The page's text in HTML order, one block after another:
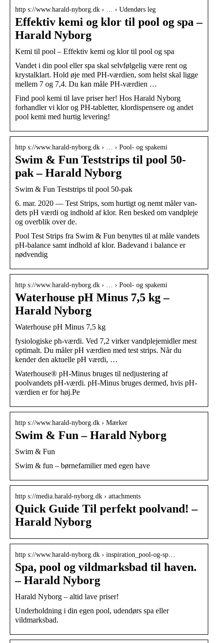
http s://www.harald-nyborg.dk › … › Udendørs leg
Effektiv kemi og klor til pool og spa –
Harald Nyborg
Kemi til pool – Effektiv kemi og klor til pool og spa
Vandet i din pool eller spa skal selvfølgelig være rent og
krystalklart. Hold øje med PH-værdien, som helst skal ligge
mellem 7 og 7,4. Du kan måle PH-værdien …
Find pool kemi til lave priser her! Hos Harald Nyborg
forhandler vi klor og PH-tabletter, klordispensere og andet
pool kemi med hurtig levering!
http s://www.harald-nyborg.dk › … › Pool- og spakemi
Swim & Fun Teststrips til pool 50-
pak – Harald Nyborg
Swim & Fun Teststrips til pool 50-pak
6. mar. 2020 — Test Strips, som hurtigt og nemt måler van-
dets pH værdi og indhold af klor. Ren besked om vandpleje
og overblik over de.
Pool Test Strips fra Swim & Fun benyttes til at måle vandets
pH-balance samt indhold af klor. Badevand i balance er
nødvendig
http s://www.harald-nyborg.dk › … › Pool- og spakemi
Waterhouse pH Minus 7,5 kg –
Harald Nyborg
Waterhouse pH Minus 7,5 kg
fysiologiske ph-værdi. Ved 7,2 virker vandplejemidler mest
optimalt. Du måler pH værdien med test strips. Når du
kender den aktuelle pH værdi, …
Waterhouse® pH-Minus bruges til nedjustering af
poolvandets pH-værdi. pH-Minus bruges dermed, hvis pH-
værdien er for høj.Pe
http s://www.harald-nyborg.dk › Mærker
Swim & Fun – Harald Nyborg
Swim & Fun
Swim & fun – børnefamilier med egen have
http s://media.harald-nyborg.dk › attachments
Quick Guide Til perfekt poolvand! –
Harald Nyborg
http s://www.harald-nyborg.dk › inspiration_pool-og-sp…
Spa, pool og vildmarksbad til haven.
– Harald Nyborg
Harald Nyborg – altid lave priser!
Underholdning i din egen pool, udendørs spa eller
vildmarksbad.